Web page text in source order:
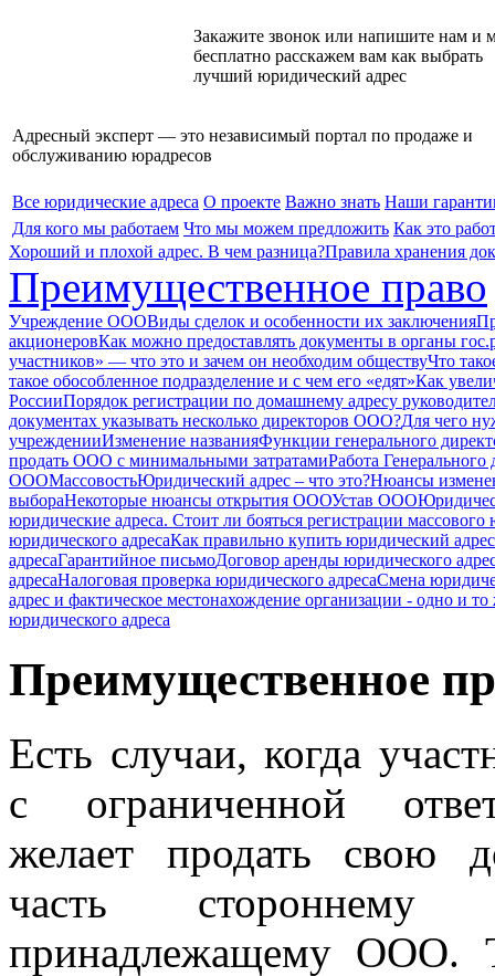
Закажите звонок или напишите нам и
бесплатно расскажем вам как выбрать
лучший юридический адрес
Адресный эксперт — это независимый портал по продаже и
обслуживанию юрадресов
Все юридические адреса О проекте Важно знать Наши
Для кого мы работаем Что мы можем предложить Как это
Хороший и плохой адрес. В чем разница?Правила хранения
Преимущественное право
Учреждение ОООВиды сделок и особенности их заключения
акционеровКак можно предоставлять документы в органы
участников» — что это и зачем он необходим обществуЧто
такое обособленное подразделение и с чем его «едят»Как
РоссииПорядок регистрации по домашнему адресу
документах указывать несколько директоров ООО?Для чего
учрежденииИзменение названияФункции генерального
продать ООО с минимальными затратамиРабота
ОООМассовостьЮридический адрес – что это?Нюансы
выбораНекоторые нюансы открытия ОООУстав ООО
юридические адреса. Стоит ли бояться регистрации массового
юридического адресаКак правильно купить юридический адрес
адресаГарантийное письмоДоговор аренды юридического
адресаНалоговая проверка юридического адресаСмена
адрес и фактическое местонахождение организации - одно и то
юридического адреса
Преимущественное
Есть случаи, когда
с ограниченной
желает продать свою
часть
принадлежащему ООО.